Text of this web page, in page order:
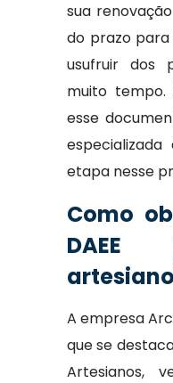
sua
do prazo para
usufruir dos
muito
esse
etapa nesse
Como
DAEE
A empresa
que se
Artesianos,